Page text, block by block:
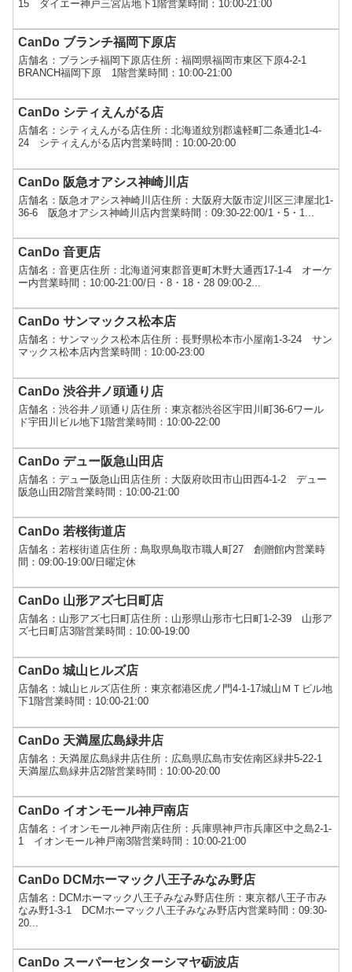
15 ダイエー神戸三宮店地下1階営業時間：10:00-21:00
CanDo ブランチ福岡下原店
店舗名：ブランチ福岡下原店住所：福岡県福岡市東区下原4-2-1
BRANCH福岡下原 1階営業時間：10:00-21:00
CanDo シティえんがる店
店舗名：シティえんがる店住所：北海道紋別郡遠軽町二条通北1-4-
24 シティえんがる店内営業時間：10:00-20:00
CanDo 阪急オアシス神崎川店
店舗名：阪急オアシス神崎川店住所：大阪府大阪市淀川区三津屋北1-
36-6 阪急オアシス神崎川店内営業時間：09:30-22:00/1・5・1...
CanDo 音更店
店舗名：音更店住所：北海道河東郡音更町木野大通西17-1-4 オーケ
ー内営業時間：10:00-21:00/日・8・18・28 09:00-2...
CanDo サンマックス松本店
店舗名：サンマックス松本店住所：長野県松本市小屋南1-3-24 サン
マックス松本店内営業時間：10:00-23:00
CanDo 渋谷井ノ頭通り店
店舗名：渋谷井ノ頭通り店住所：東京都渋谷区宇田川町36-6ワール
ド宇田川ビル地下1階営業時間：10:00-22:00
CanDo デュー阪急山田店
店舗名：デュー阪急山田店住所：大阪府吹田市山田西4-1-2 デュー
阪急山田2階営業時間：10:00-21:00
CanDo 若桜街道店
店舗名：若桜街道店住所：鳥取県鳥取市職人町27 創贈館内営業時
間：09:00-19:00/日曜定休
CanDo 山形アズ七日町店
店舗名：山形アズ七日町店住所：山形県山形市七日町1-2-39 山形ア
ズ七日町店3階営業時間：10:00-19:00
CanDo 城山ヒルズ店
店舗名：城山ヒルズ店住所：東京都港区虎ノ門4-1-17城山ＭＴビル地
下1階営業時間：10:00-21:00
CanDo 天満屋広島緑井店
店舗名：天満屋広島緑井店住所：広島県広島市安佐南区緑井5-22-1
天満屋広島緑井店2階営業時間：10:00-20:00
CanDo イオンモール神戸南店
店舗名：イオンモール神戸南店住所：兵庫県神戸市兵庫区中之島2-1-
1 イオンモール神戸南3階営業時間：10:00-21:00
CanDo DCMホーマック八王子みなみ野店
店舗名：DCMホーマック八王子みなみ野店住所：東京都八王子市み
なみ野1-3-1 DCMホーマック八王子みなみ野店内営業時間：09:30-
20...
CanDo スーパーセンターシマヤ砺波店